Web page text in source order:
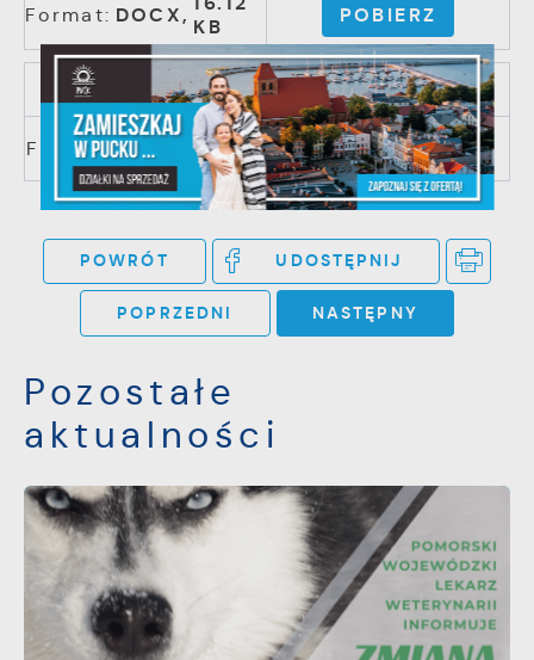
Format: DOCX, KB
POBIERZ
LPR - aktualizacja
Format:PDF, 8.85 MB POBIERZ
POWRÓT UDOSTĘPNIJ
POPRZEDNI NASTĘPNY
Pozostałe
aktualności